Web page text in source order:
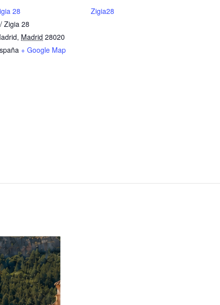
28
Zigia 28
, Madrid 28020
+ Google Map
Zigia28